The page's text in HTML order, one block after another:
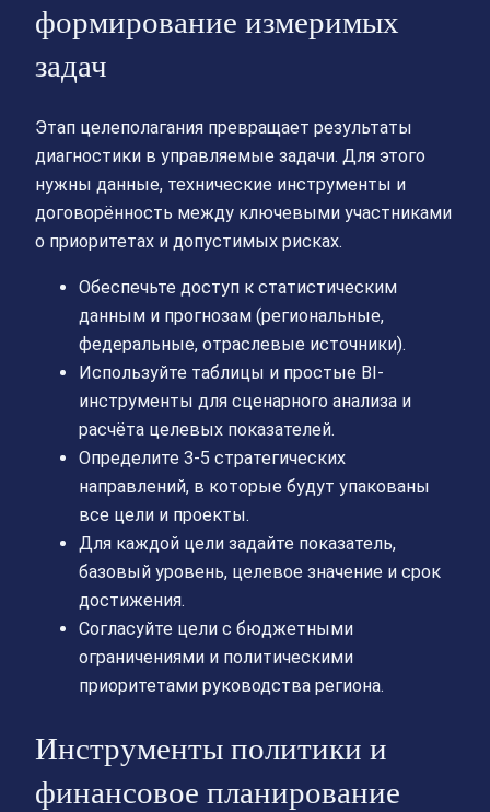
формирование измеримых
задач
Этап целеполагания превращает результаты
диагностики в управляемые задачи. Для этого
нужны данные, технические инструменты и
договорённость между ключевыми участниками
о приоритетах и допустимых рисках.
Обеспечьте доступ к статистическим
данным и прогнозам (региональные,
федеральные, отраслевые источники).
Используйте таблицы и простые BI-
инструменты для сценарного анализа и
расчёта целевых показателей.
Определите 3-5 стратегических
направлений, в которые будут упакованы
все цели и проекты.
Для каждой цели задайте показатель,
базовый уровень, целевое значение и срок
достижения.
Согласуйте цели с бюджетными
ограничениями и политическими
приоритетами руководства региона.
Инструменты политики и
финансовое планирование